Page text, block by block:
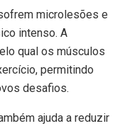
microlesões e
intenso. A
qual os músculos
permitindo
desafios.
ajuda a reduzir